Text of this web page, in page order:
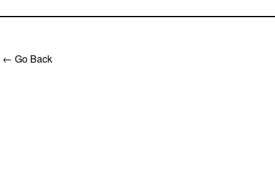
← Go Back